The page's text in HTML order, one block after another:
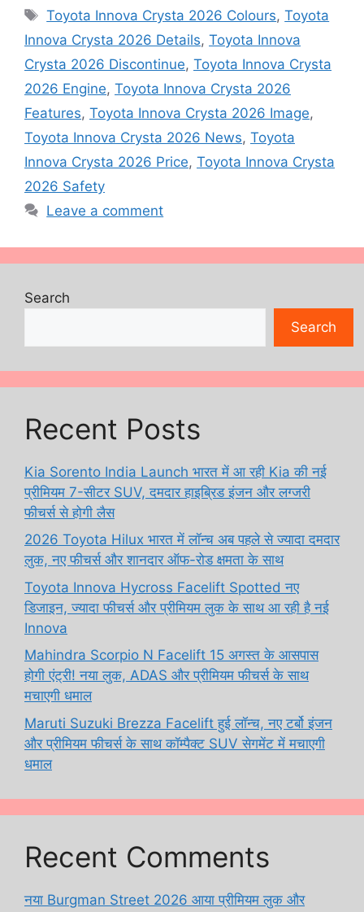
Tags
Toyota Innova Crysta 2026 Colours,Toyota
Innova Crysta 2026 Details, Toyota Innova
Crysta 2026 Discontinue, Toyota Innova Crysta
2026 Engine, Toyota Innova Crysta 2026
Features, Toyota Innova Crysta 2026 Image,
Toyota Innova Crysta 2026 News, Toyota
Innova Crysta 2026 Price, Toyota Innova Crysta
2026 Safety
Leave a comment
Search
Search
Recent Posts
Kia Sorento India Launch भारत में आ रही Kia की नई
प्रीमियम 7-सीटर SUV, दमदार हाइब्रिड इंजन और लग्जरी
फीचर्स से होगी लैस
2026 Toyota Hilux भारत में लॉन्च अब पहले से ज्यादा दमदार
लुक, नए फीचर्स और शानदार ऑफ-रोड क्षमता के साथ
Toyota Innova Hycross Facelift Spotted नए
डिजाइन, ज्यादा फीचर्स और प्रीमियम लुक के साथ आ रही है नई
Innova
Mahindra Scorpio N Facelift 15 अगस्त के आसपास
होगी एंट्री! नया लुक, ADAS और प्रीमियम फीचर्स के साथ
मचाएगी धमाल
Maruti Suzuki Brezza Facelift हुई लॉन्च, नए टर्बो इंजन
और प्रीमियम फीचर्स के साथ कॉम्पैक्ट SUV सेगमेंट में मचाएगी
धमाल
Recent Comments
नया Burgman Street 2026 आया प्रीमियम लुक और